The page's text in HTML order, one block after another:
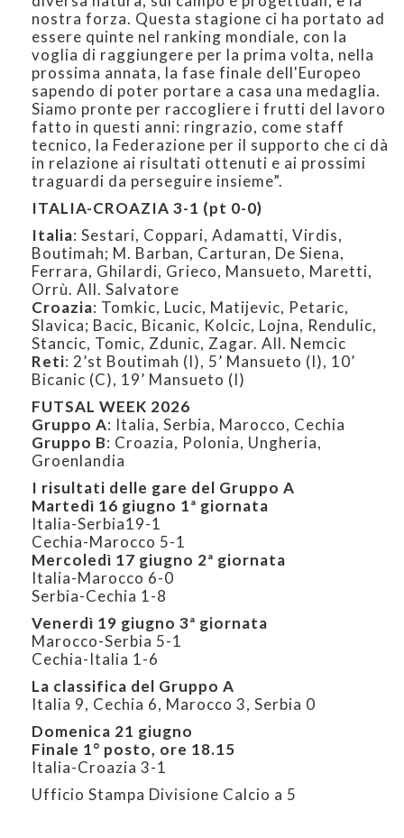
nostra forza. Questa stagione ci ha portato ad
essere quinte nel ranking mondiale, con la
voglia di raggiungere per la prima volta, nella
prossima annata, la fase finale dell'Europeo
sapendo di poter portare a casa una medaglia.
Siamo pronte per raccogliere i frutti del lavoro
fatto in questi anni: ringrazio, come staff
tecnico, la Federazione per il supporto che ci dà
in relazione ai risultati ottenuti e ai prossimi
traguardi da perseguire insieme”.
ITALIA-CROAZIA 3-1 (pt 0-0)
Italia: Sestari, Coppari, Adamatti, Virdis,
Boutimah; M. Barban, Carturan, De Siena,
Ferrara, Ghilardi, Grieco, Mansueto, Maretti,
Orrù. All. Salvatore
Croazia: Tomkic, Lucic, Matijevic, Petaric,
Slavica; Bacic, Bicanic, Kolcic, Lojna, Rendulic,
Stancic, Tomic, Zdunic, Zagar. All. Nemcic
Reti: 2’st Boutimah (I), 5’ Mansueto (I), 10’
Bicanic (C), 19’ Mansueto (I)
FUTSAL WEEK 2026
Gruppo A: Italia, Serbia, Marocco, Cechia
Gruppo B: Croazia, Polonia, Ungheria,
Groenlandia
I risultati delle gare del Gruppo A
Martedì 16 giugno 1ª giornata
Italia-Serbia19-1
Cechia-Marocco 5-1
Mercoledì 17 giugno 2ª giornata
Italia-Marocco 6-0
Serbia-Cechia 1-8
Venerdì 19 giugno 3ª giornata
Marocco-Serbia 5-1
Cechia-Italia 1-6
La classifica del Gruppo A
Italia 9, Cechia 6, Marocco 3, Serbia 0
Domenica 21 giugno
Finale 1° posto, ore 18.15
Italia-Croazia 3-1
Ufficio Stampa Divisione Calcio a 5